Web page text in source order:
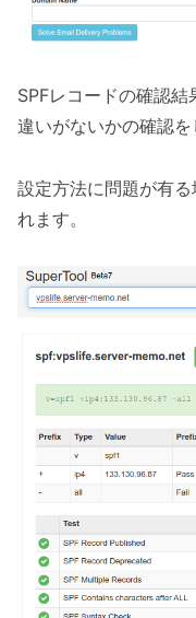
SPFレコードの確認
違いがないかの確認を
設定方法に問題が有
れます。